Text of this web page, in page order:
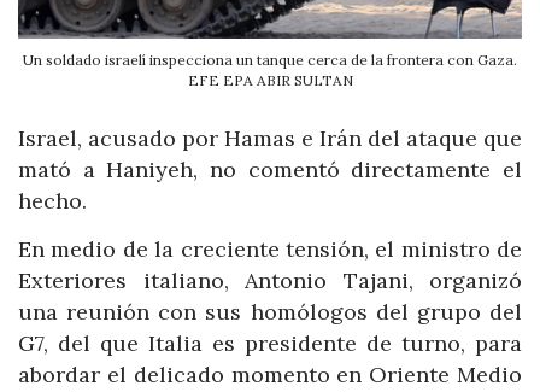
Un soldado israelí inspecciona un tanque cerca de la frontera con Gaza.
EFE EPA ABIR SULTAN
Israel, acusado por Hamas e Irán del ataque que
mató a Haniyeh, no comentó directamente el
hecho.
En medio de la creciente tensión, el ministro de
Exteriores italiano, Antonio Tajani, organizó
una reunión con sus homólogos del grupo del
G7, del que Italia es presidente de turno, para
abordar el delicado momento en Oriente Medio